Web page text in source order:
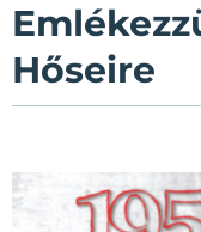
Hőseire